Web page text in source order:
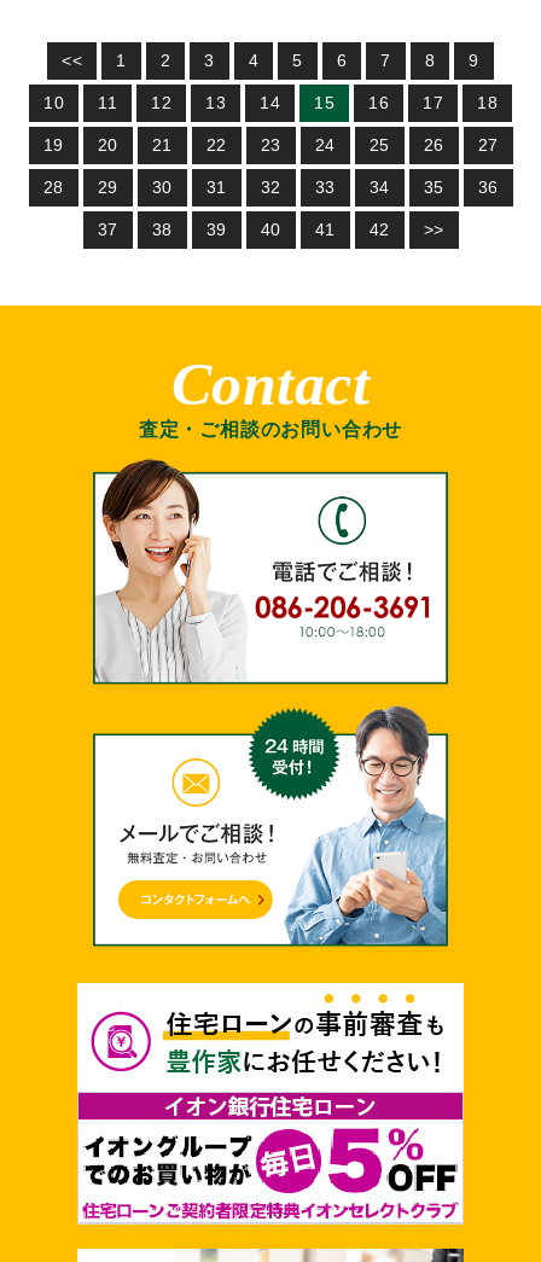
<< 1 2 3 4 5 6 7 8 9
10 11 12 13 14 15 16 17 18
19 20 21 22 23 24 25 26 27
28 29 30 31 32 33 34 35 36
37 38 39 40 41 42 >>
Contact
査定・ご相談のお問い合わせ